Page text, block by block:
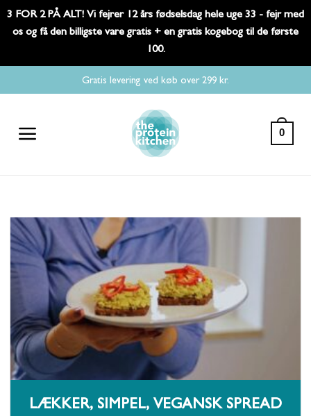
3 FOR 2 PÅ ALT! Vi fejrer 12 års fødselsdag hele uge 33 - fejr med
os og få den billigste vare gratis + en gratis kogebog til de første
100.
Gratis levering ved køb over 299 kr.
0
LÆKKER, SIMPEL, VEGANSK SPREAD